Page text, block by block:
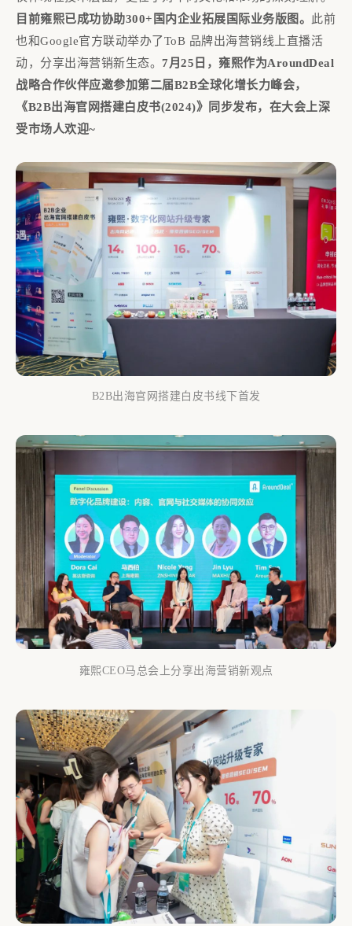
目前雍熙已成功协助300+国内企业拓展国际业务版图。
此前
也和Google官方联动举办了ToB 品牌出海营销线上直播活
动，分享出海营销新生态。 7月25日，雍熙作为AroundDeal
战略合作伙伴应邀参加第二届B2B全球化增长力峰会，
《B2B出海官网搭建白皮书(2024)》同步发布，在大会上深
受市场人欢迎~
B2B出海官网搭建白皮书线下首发
雍熙CEO马总会上分享出海营销新观点